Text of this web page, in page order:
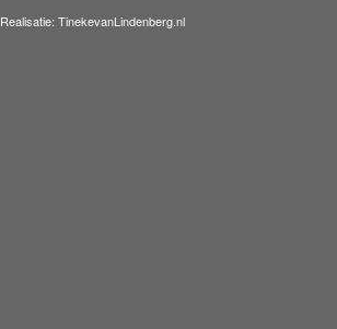
Realisatie: TinekevanLindenberg.nl